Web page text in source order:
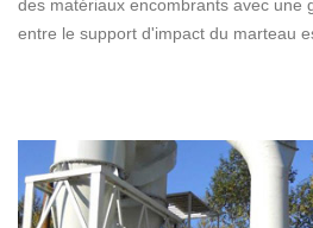
des matériaux encombrants avec une
entre le support d'impact du marteau